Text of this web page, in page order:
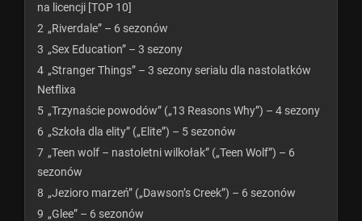
na licencji [TOP 10]
2 „Riverdale” – 6 sezonów
3 „Sex Education” – 3 sezony
4 „Stranger Things” – 3 sezony serialu dla nastolatków
Netflixa
5 „Trzynaście powodów” („13 Reasons Why”) – 4 sezony
6 „Szkoła dla elity” („Elite”) – 5 sezonów
7 „Teen wolf – nastoletni wilkołak” („Teen Wolf”) – 6
sezonów
8 „Jezioro marzeń” („Dawson’s Creek”) – 6 sezonów
9 „Glee” – 6 sezonów